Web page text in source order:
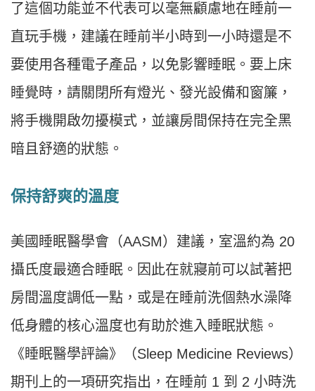
了這個功能並不代表可以毫無顧慮地在睡前一
直玩手機，建議在睡前半小時到一小時還是不
要使用各種電子產品，以免影響睡眠。要上床
睡覺時，請關閉所有燈光、發光設備和窗簾，
將手機開啟勿擾模式，並讓房間保持在完全黑
暗且舒適的狀態。
保持舒爽的溫度
美國睡眠醫學會（AASM）建議，室溫約為 20
攝氏度最適合睡眠。因此在就寢前可以試著把
房間溫度調低一點，或是在睡前洗個熱水澡降
低身體的核心溫度也有助於進入睡眠狀態。
《睡眠醫學評論》（Sleep Medicine Reviews）
期刊上的一項研究指出，在睡前 1 到 2 小時洗